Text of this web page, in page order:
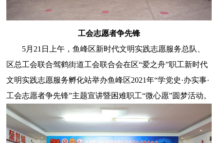
工会志愿者争先锋
5月21日上午，鱼峰区新时代文明实践志愿服务总队、
区总工会联合驾鹤街道工会联合会在区“爱之舟”职工新时代
文明实践志愿服务孵化站举办鱼峰区2021年“学党史·办实事·
工会志愿者争先锋”主题宣讲暨困难职工“微心愿”圆梦活动。